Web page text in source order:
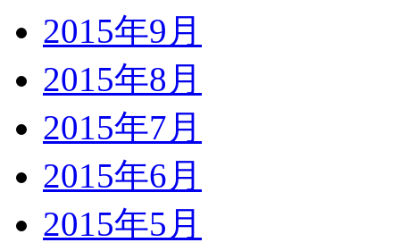
2015年9月
2015年8月
2015年7月
2015年6月
2015年5月